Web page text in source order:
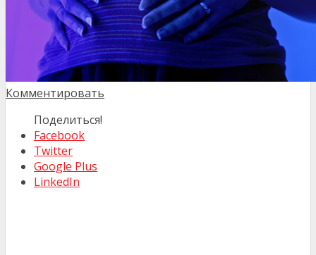
Комментировать
Поделиться!
Facebook
Twitter
Google Plus
LinkedIn